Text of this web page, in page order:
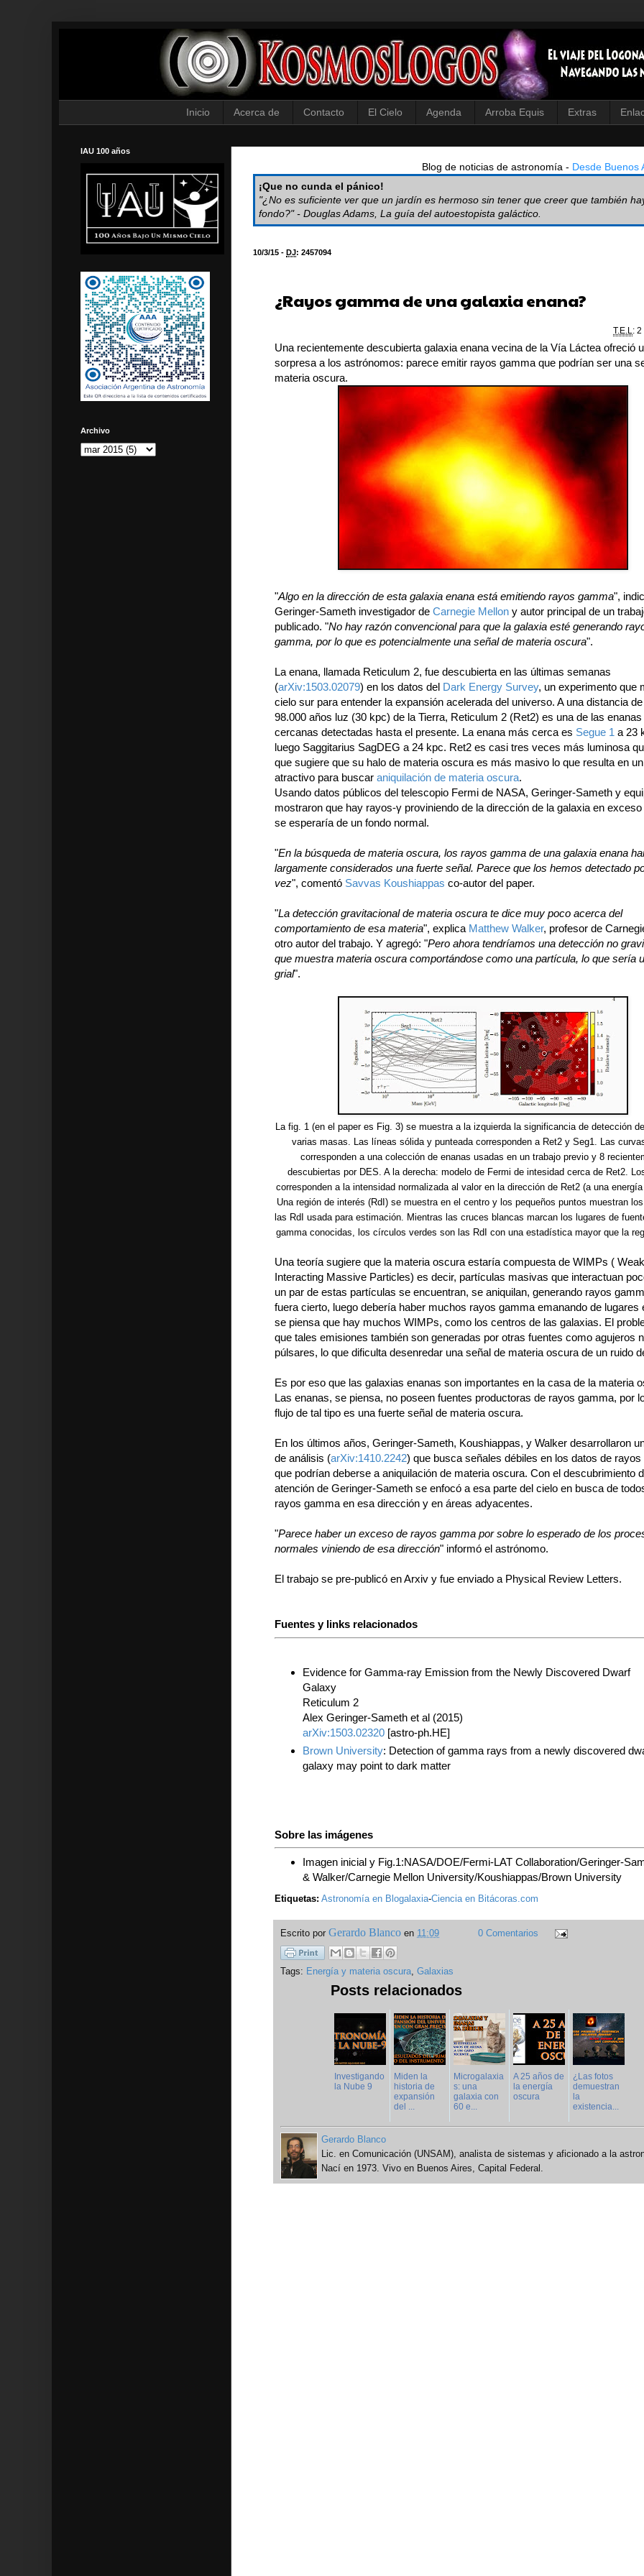
Inicio Acerca de Contacto El Cielo Agenda Arroba Equis Extras
Blog de noticias de astronomía - Desde Buenos
¡Que no cunda el pánico!
"¿No es suficiente ver que un jardín es hermoso sin tener que creer que también
fondo?" - Douglas Adams, La guía del autoestopista galáctico.
10/3/15 - DJ: 2457094
¿Rayos gamma de una galaxia enana?
T.E.L:
Una recientemente descubierta galaxia enana vecina de la Vía Láctea ofreció
sorpresa a los astrónomos: parece emitir rayos gamma que podrían ser una
materia oscura.
"Algo en la dirección de esta galaxia enana está emitiendo rayos gamma",
Geringer-Sameth investigador de Carnegie Mellon y autor principal de un
publicado. "No hay razón convencional para que la galaxia esté generando
gamma, por lo que es potencialmente una señal de materia oscura".
La enana, llamada Reticulum 2, fue descubierta en las últimas semanas
(arXiv:1503.02079) en los datos del Dark Energy Survey, un experimento que
cielo sur para entender la expansión acelerada del universo. A una distancia
98.000 años luz (30 kpc) de la Tierra, Reticulum 2 (Ret2) es una de las
cercanas detectadas hasta el presente. La enana más cerca es Segue 1 a 23
luego Saggitarius SagDEG a 24 kpc. Ret2 es casi tres veces más luminosa
que sugiere que su halo de materia oscura es más masivo lo que resulta en
atractivo para buscar aniquilación de materia oscura.
Usando datos públicos del telescopio Fermi de NASA, Geringer-Sameth y
mostraron que hay rayos-γ proviniendo de la dirección de la galaxia en exceso
se esperaría de un fondo normal.
"En la búsqueda de materia oscura, los rayos gamma de una galaxia enana
largamente considerados una fuerte señal. Parece que los hemos detectado
vez", comentó Savvas Koushiappas co-autor del paper.
"La detección gravitacional de materia oscura te dice muy poco acerca del
comportamiento de esa materia", explica Matthew Walker, profesor de
otro autor del trabajo. Y agregó: "Pero ahora tendríamos una detección no
que muestra materia oscura comportándose como una partícula, lo que sería
grial".
La fig. 1 (en el paper es Fig. 3) se muestra a la izquierda la significancia de detección
varias masas. Las líneas sólida y punteada corresponden a Ret2 y Seg1. Las
corresponden a una colección de enanas usadas en un trabajo previo y 8
descubiertas por DES. A la derecha: modelo de Fermi de intesidad cerca de Ret2.
corresponden a la intensidad normalizada al valor en la dirección de Ret2 (a una
Una región de interés (RdI) se muestra en el centro y los pequeños puntos muestran
las RdI usada para estimación. Mientras las cruces blancas marcan los lugares de
gamma conocidas, los círculos verdes son las RdI con una estadística mayor que la
Una teoría sugiere que la materia oscura estaría compuesta de WIMPs (
Interacting Massive Particles) es decir, partículas masivas que interactuan
un par de estas partículas se encuentran, se aniquilan, generando rayos
fuera cierto, luego debería haber muchos rayos gamma emanando de lugares
se piensa que hay muchos WIMPs, como los centros de las galaxias. El
que tales emisiones también son generadas por otras fuentes como agujeros
púlsares, lo que dificulta desenredar una señal de materia oscura de un ruido
Es por eso que las galaxias enanas son importantes en la casa de la materia
Las enanas, se piensa, no poseen fuentes productoras de rayos gamma, por
flujo de tal tipo es una fuerte señal de materia oscura.
En los últimos años, Geringer-Sameth, Koushiappas, y Walker desarrollaron
de análisis (arXiv:1410.2242) que busca señales débiles en los datos de
que podrían deberse a aniquilación de materia oscura. Con el descubrimiento
atención de Geringer-Sameth se enfocó a esa parte del cielo en busca de
rayos gamma en esa dirección y en áreas adyacentes.
"Parece haber un exceso de rayos gamma por sobre lo esperado de los
normales viniendo de esa dirección" informó el astrónomo.
El trabajo se pre-publicó en Arxiv y fue enviado a Physical Review Letters.
Fuentes y links relacionados
Evidence for Gamma-ray Emission from the Newly Discovered Dwarf
Galaxy
Reticulum 2
Alex Geringer-Sameth et al (2015)
arXiv:1503.02320[astro-ph.HE]
Brown University: Detection of gamma rays from a newly discovered
galaxy may point to dark matter
Sobre las imágenes
Imagen inicial y Fig.1:NASA/DOE/Fermi-LAT Collaboration/Geringer-
& Walker/Carnegie Mellon University/Koushiappas/Brown University
Etiquetas: Astronomía en Blogalaxia-Ciencia en Bitácoras.com
Escrito por Gerardo Blanco en 11:09 0 Comentarios
Tags: Energía y materia oscura, Galaxias
Posts relacionados
Investigando
la Nube 9
Miden la
historia de
expansión
del ...
Microgalaxia
s: una
galaxia con
60 e...
A 25 años de
la energía
oscura
¿Las fotos
demuestran
la
existencia...
Gerardo Blanco
Lic. en Comunicación (UNSAM), analista de sistemas y aficionado a la
Nací en 1973. Vivo en Buenos Aires, Capital Federal.
IAU 100 años
Archivo